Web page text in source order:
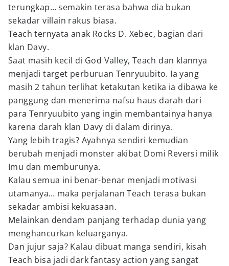
terungkap… semakin terasa bahwa dia bukan
sekadar villain rakus biasa.
Teach ternyata anak Rocks D. Xebec, bagian dari
klan Davy.
Saat masih kecil di God Valley, Teach dan klannya
menjadi target perburuan Tenryuubito. Ia yang
masih 2 tahun terlihat ketakutan ketika ia dibawa ke
panggung dan menerima nafsu haus darah dari
para Tenryuubito yang ingin membantainya hanya
karena darah klan Davy di dalam dirinya.
Yang lebih tragis? Ayahnya sendiri kemudian
berubah menjadi monster akibat Domi Reversi milik
Imu dan memburunya.
Kalau semua ini benar-benar menjadi motivasi
utamanya… maka perjalanan Teach terasa bukan
sekadar ambisi kekuasaan.
Melainkan dendam panjang terhadap dunia yang
menghancurkan keluarganya.
Dan jujur saja? Kalau dibuat manga sendiri, kisah
Teach bisa jadi dark fantasy action yang sangat